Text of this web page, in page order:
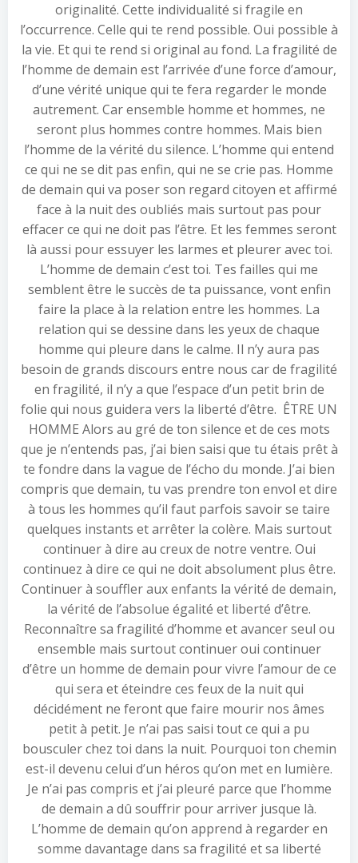
originalité. Cette individualité si fragile en
l’occurrence. Celle qui te rend possible. Oui possible à
la vie. Et qui te rend si original au fond. La fragilité de
l’homme de demain est l’arrivée d’une force d’amour,
d’une vérité unique qui te fera regarder le monde
autrement. Car ensemble homme et hommes, ne
seront plus hommes contre hommes. Mais bien
l’homme de la vérité du silence. L’homme qui entend
ce qui ne se dit pas enfin, qui ne se crie pas. Homme
de demain qui va poser son regard citoyen et affirmé
face à la nuit des oubliés mais surtout pas pour
effacer ce qui ne doit pas l’être. Et les femmes seront
là aussi pour essuyer les larmes et pleurer avec toi.
L’homme de demain c’est toi. Tes failles qui me
semblent être le succès de ta puissance, vont enfin
faire la place à la relation entre les hommes. La
relation qui se dessine dans les yeux de chaque
homme qui pleure dans le calme. Il n’y aura pas
besoin de grands discours entre nous car de fragilité
en fragilité, il n’y a que l’espace d’un petit brin de
folie qui nous guidera vers la liberté d’être. ÊTRE UN
HOMME Alors au gré de ton silence et de ces mots
que je n’entends pas, j’ai bien saisi que tu étais prêt à
te fondre dans la vague de l’écho du monde. J’ai bien
compris que demain, tu vas prendre ton envol et dire
à tous les hommes qu’il faut parfois savoir se taire
quelques instants et arrêter la colère. Mais surtout
continuer à dire au creux de notre ventre. Oui
continuez à dire ce qui ne doit absolument plus être.
Continuer à souffler aux enfants la vérité de demain,
la vérité de l’absolue égalité et liberté d’être.
Reconnaître sa fragilité d’homme et avancer seul ou
ensemble mais surtout continuer oui continuer
d’être un homme de demain pour vivre l’amour de ce
qui sera et éteindre ces feux de la nuit qui
décidément ne feront que faire mourir nos âmes
petit à petit. Je n’ai pas saisi tout ce qui a pu
bousculer chez toi dans la nuit. Pourquoi ton chemin
est-il devenu celui d’un héros qu’on met en lumière.
Je n’ai pas compris et j’ai pleuré parce que l’homme
de demain a dû souffrir pour arriver jusque là.
L’homme de demain qu’on apprend à regarder en
somme davantage dans sa fragilité et sa liberté